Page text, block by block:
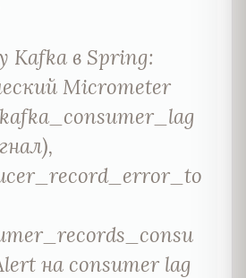
Kafka в Spring:
Micrometer
на consumer lag